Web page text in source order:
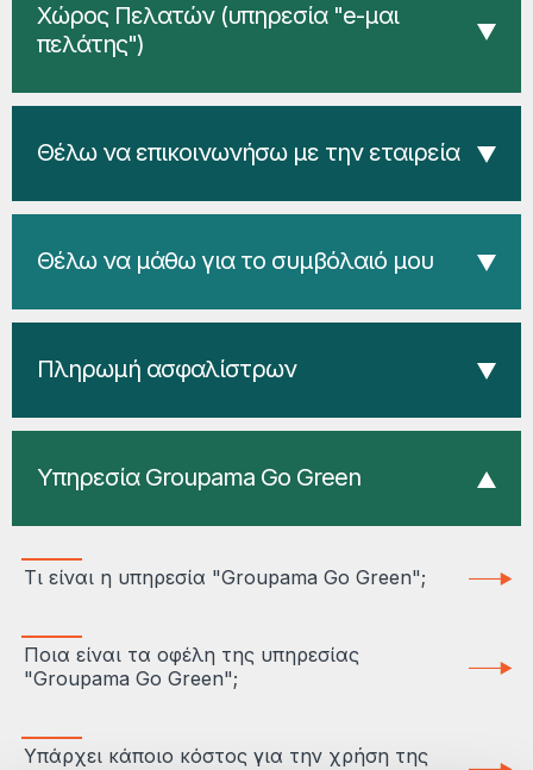
Χώρος Πελατών (υπηρεσία "e-μαι
πελάτης")
Θέλω να επικοινωνήσω με την εταιρεία
Θέλω να μάθω για το συμβόλαιό μου
Πληρωμή ασφαλίστρων
Υπηρεσία Groupama Go Green
Τι είναι η υπηρεσία "Groupama Go Green";
Ποια είναι τα οφέλη της υπηρεσίας
"Groupama Go Green";
Υπάρχει κάποιο κόστος για την χρήση της